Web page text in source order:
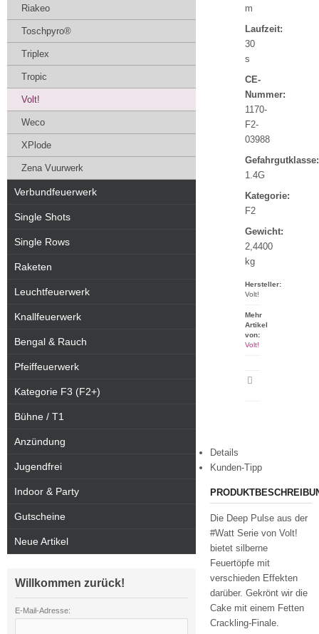
m
Laufzeit:
30
s
CE-
Nummer:
1170-
F2-
03988
Gefahrgutklasse:
1.4G
Kategorie:
F2
Gewicht:
2,4400
kg
Hersteller:
Volt!
Mehr
Artikel
von:
Volt!
Details
Kunden-Tipp
Die Deep Pulse aus der
#Watt Serie von Volt!
bietet silberne
Feuertöpfe mit
verschieden Effekten
darüber. Gekrönt wir die
Cake mit einem Fetten
Crackling-Finale.
Riakeo
Toschpyro®
Triplex
Tropic
Volt!
Weco
XPlode
Zena Vuurwerk
Verbundfeuerwerk
Single Shots
Single Rows
Raketen
Leuchtfeuerwerk
Knallfeuerwerk
Bengal & Rauch
Pfeiffeuerwerk
Kategorie F3 (F2+)
Bühne / T1
Anzündung
Jugendfrei
Indoor & Party
Gutscheine
Neue Artikel
Willkommen zurück!
E-Mail-Adresse: